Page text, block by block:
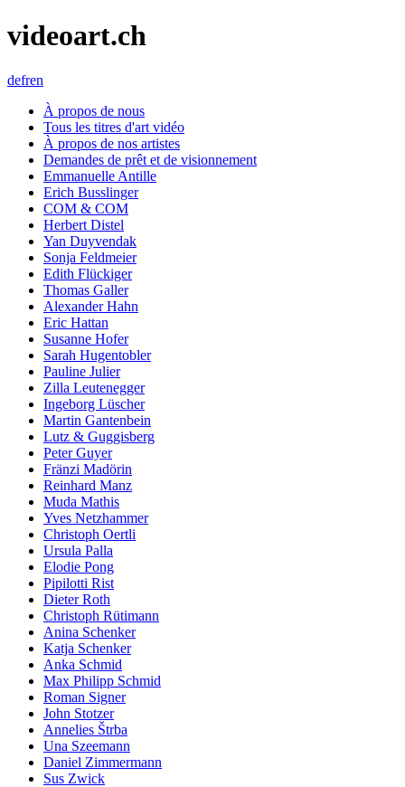
videoart.ch
defren
À propos de nous
Tous les titres d'art vidéo
À propos de nos artistes
Demandes de prêt et de visionnement
Emmanuelle Antille
Erich Busslinger
COM & COM
Herbert Distel
Yan Duyvendak
Sonja Feldmeier
Edith Flückiger
Thomas Galler
Alexander Hahn
Eric Hattan
Susanne Hofer
Sarah Hugentobler
Pauline Julier
Zilla Leutenegger
Ingeborg Lüscher
Martin Gantenbein
Lutz & Guggisberg
Peter Guyer
Fränzi Madörin
Reinhard Manz
Muda Mathis
Yves Netzhammer
Christoph Oertli
Ursula Palla
Elodie Pong
Pipilotti Rist
Dieter Roth
Christoph Rütimann
Anina Schenker
Katja Schenker
Anka Schmid
Max Philipp Schmid
Roman Signer
John Stotzer
Annelies Štrba
Una Szeemann
Daniel Zimmermann
Sus Zwick